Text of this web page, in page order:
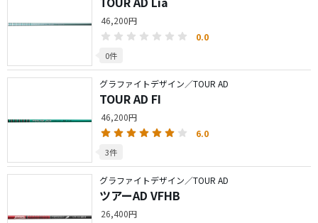
46,200円
0.0
0件
グラファイトデザイン／TOUR AD
TOUR AD FI
46,200円
6.0
3件
グラファイトデザイン／TOUR AD
ツアーAD VFHB
26,400円